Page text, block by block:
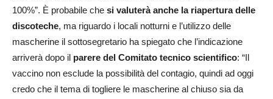
100%”. È probabile che si valuterà anche la riapertura delle
discoteche, ma riguardo i locali notturni e l’utilizzo delle
mascherine il sottosegretario ha spiegato che l’indicazione
arriverà dopo il parere del Comitato tecnico scientifico: “Il
vaccino non esclude la possibilità del contagio, quindi ad oggi
credo che il tema di togliere le mascherine al chiuso sia da